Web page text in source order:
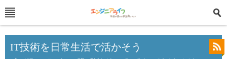
IT技術を日常生活で活かそう